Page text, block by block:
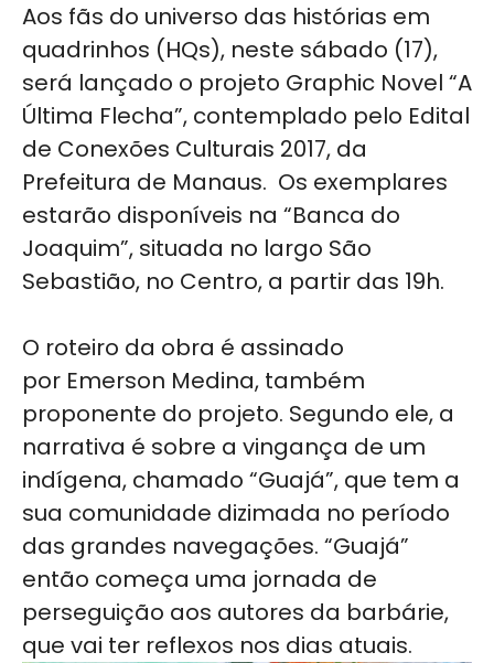
Aos fãs do universo das histórias em
quadrinhos (HQs), neste sábado (17),
será lançado o projeto Graphic Novel “A
Última Flecha”, contemplado pelo Edital
de Conexões Culturais 2017, da
Prefeitura de Manaus. Os exemplares
estarão disponíveis na “Banca do
Joaquim”, situada no largo São
Sebastião, no Centro, a partir das 19h.
O roteiro da obra é assinado
por Emerson Medina, também
proponente do projeto. Segundo ele, a
narrativa é sobre a vingança de um
indígena, chamado “Guajá”, que tem a
sua comunidade dizimada no período
das grandes navegações. “Guajá”
então começa uma jornada de
perseguição aos autores da barbárie,
que vai ter reflexos nos dias atuais.